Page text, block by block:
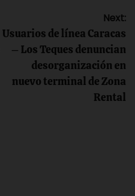
Next:
Usuarios de línea Caracas
– Los Teques denuncian
desorganización en
nuevo terminal de Zona
Rental